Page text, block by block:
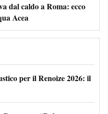
dal caldo a Roma: ecco
Acea
per il Renoize 2026: il